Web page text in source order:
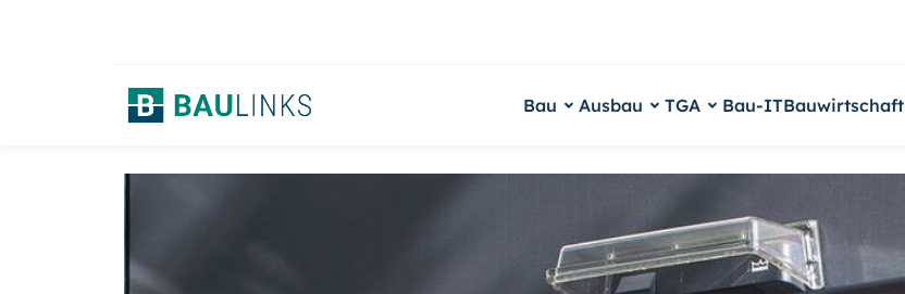
Bau Ausbau TGA Bau-ITBauwirtschaft